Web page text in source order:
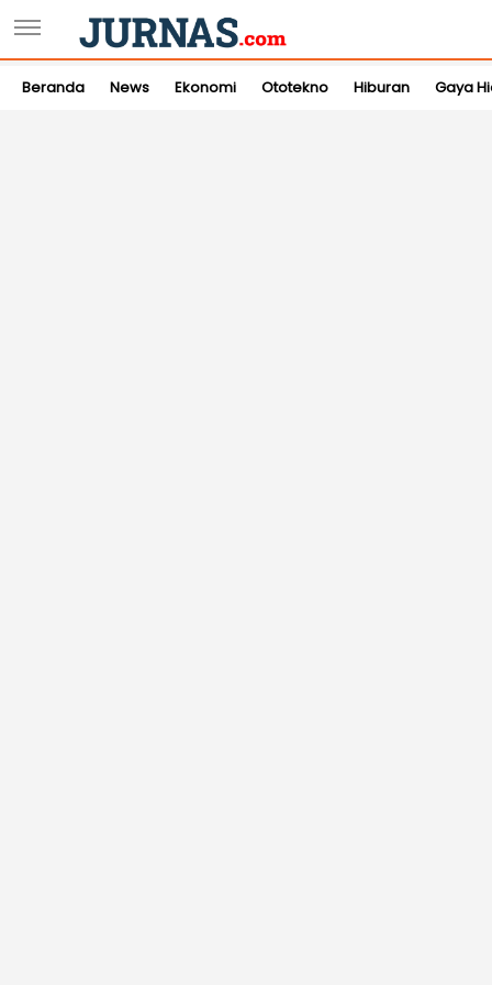
Beranda News Ekonomi Ototekno Hiburan Gaya